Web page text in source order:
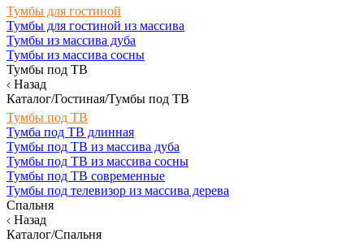
Тумбы для гостиной
Тумбы для гостиной из массива
Тумбы из массива дуба
Тумбы из массива сосны
Тумбы под ТВ
Назад
Каталог/Гостиная/Тумбы под ТВ
Тумбы под ТВ
Тумба под ТВ длинная
Тумбы под ТВ из массива дуба
Тумбы под ТВ из массива сосны
Тумбы под ТВ современные
Тумбы под телевизор из массива дерева
Спальня
Назад
Каталог/Спальня